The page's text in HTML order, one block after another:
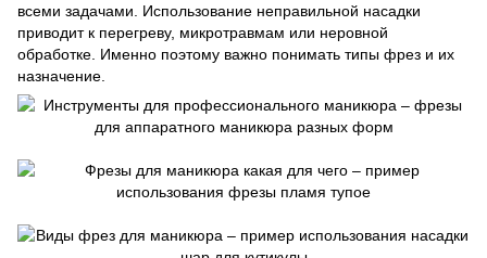
всеми задачами. Использование неправильной насадки
приводит к перегреву, микротравмам или неровной
обработке. Именно поэтому важно понимать типы фрез и их
назначение.